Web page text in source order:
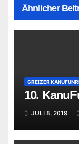
Ähnlicher
GREIZER
10.
JULI 8, 2019